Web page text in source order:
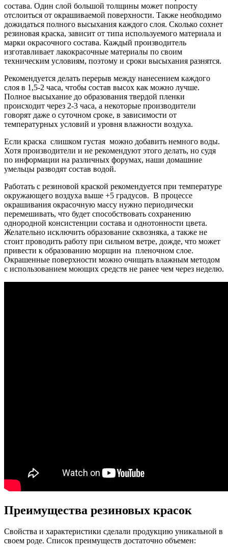
состава. Один слой большой толщины может попросту
отслоиться от окрашиваемой поверхности. Также необходимо
дожидаться полного высыхания каждого слоя. Сколько сохнет
резиновая краска, зависит от типа используемого материала и
марки окрасочного состава. Каждый производитель
изготавливает лакокрасочные материалы по своим
техническим условиям, поэтому и сроки высыхания разнятся.
Рекомендуется делать перерыв между нанесением каждого
слоя в 1,5-2 часа, чтобы состав высох как можно лучше.
Полное высыхание до образования твердой пленки
происходит через 2-3 часа, а некоторые производители
говорят даже о суточном сроке, в зависимости от
температурных условий и уровня влажности воздуха.
Если краска слишком густая можно добавить немного воды.
Хотя производители и не рекомендуют этого делать, но судя
по информации на различных форумах, наши домашние
умельцы разводят состав водой.
Работать с резиновой краской рекомендуется при температуре
окружающего воздуха выше +5 градусов. В процессе
окрашивания окрасочную массу нужно периодически
перемешивать, что будет способствовать сохранению
однородной консистенции состава и однотонности цвета.
Желательно исключить образование сквозняка, а также не
стоит проводить работу при сильном ветре, дожде, что может
привести к образованию морщин на пленочном слое.
Окрашенные поверхности можно очищать влажным методом
с использованием моющих средств не ранее чем через неделю.
Преимущества резиновых красок
Свойства и характеристики сделали продукцию уникальной в
своем роде. Список преимуществ достаточно объемен: